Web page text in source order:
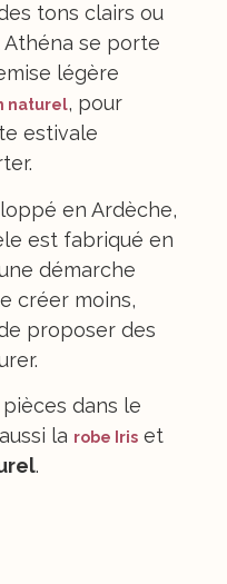
tons clairs ou
Athéna se porte
légère
naturel, pour
estivale
en Ardèche,
est fabriqué en
démarche
créer moins,
proposer des
pièces dans le
la robe Iris et
.